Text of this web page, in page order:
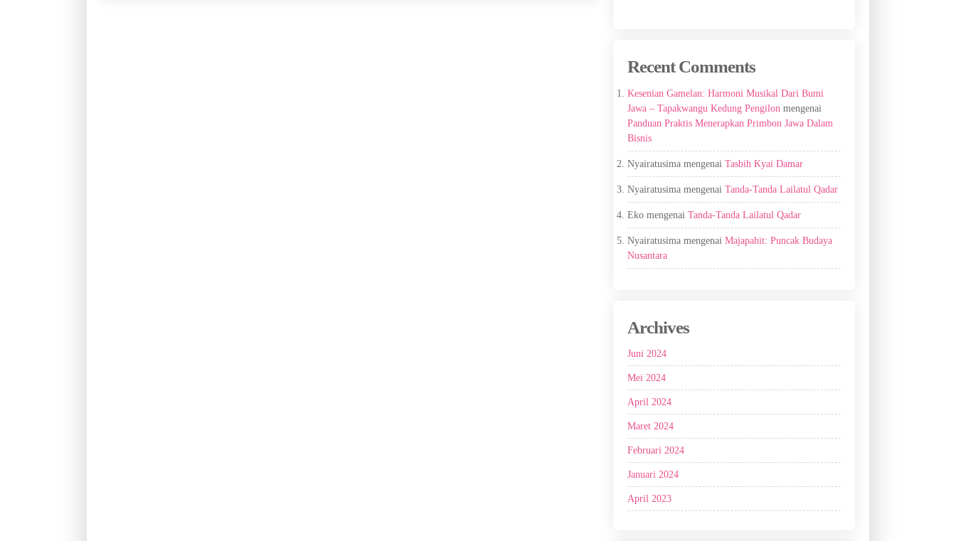
Recent Comments
Kesenian Gamelan: Harmoni Musikal Dari Bumi
Jawa – Tapakwangu Kedung Pengilon mengenai
Panduan Praktis Menerapkan Primbon Jawa Dalam
Bisnis
Nyairatusima mengenaiTasbih Kyai Damar
Nyairatusima mengenaiTanda-Tanda Lailatul Qadar
Eko mengenaiTanda-Tanda Lailatul Qadar
Nyairatusima mengenaiMajapahit: Puncak Budaya
Nusantara
Archives
Juni 2024
Mei 2024
April 2024
Maret 2024
Februari 2024
Januari 2024
April 2023